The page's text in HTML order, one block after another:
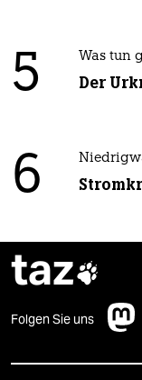
5 Was tun
Der
6
taz
Folgen Sie uns